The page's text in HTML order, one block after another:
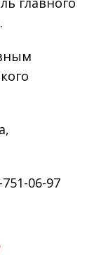
06-97